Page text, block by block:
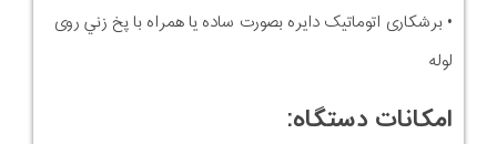
• برشکاری اتوماتيک دایره بصورت ساده یا همراه با پخ زني روی
لوله
امکانات دستگاه: